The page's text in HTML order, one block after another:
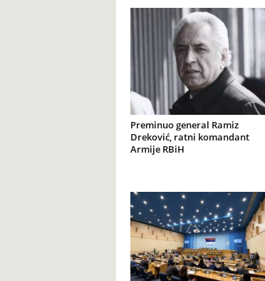
Preminuo general Ramiz
Dreković, ratni komandant
Armije RBiH